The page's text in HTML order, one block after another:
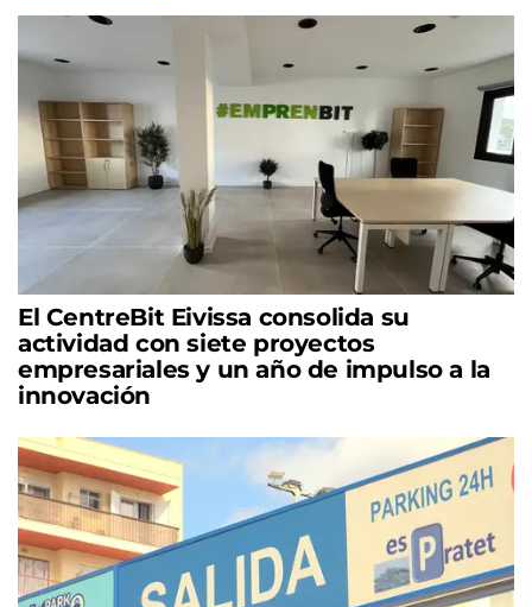
El CentreBit Eivissa consolida su
actividad con siete proyectos
empresariales y un año de impulso a la
innovación